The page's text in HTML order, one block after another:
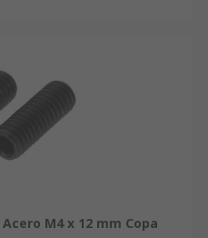
M4 x 12 mm Copa